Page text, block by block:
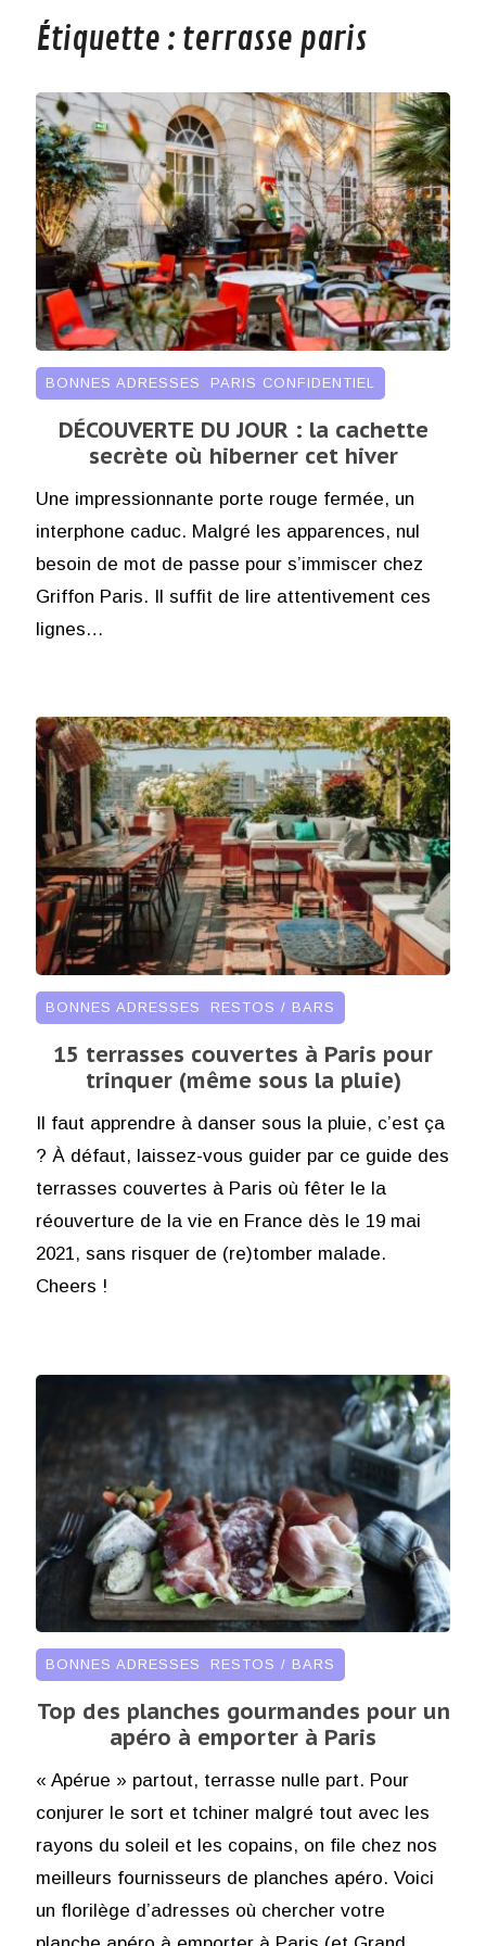
Étiquette : terrasse paris
BONNES ADRESSES PARIS CONFIDENTIEL
DÉCOUVERTE DU JOUR : la cachette
secrète où hiberner cet hiver
Une impressionnante porte rouge fermée, un
interphone caduc. Malgré les apparences, nul
besoin de mot de passe pour s’immiscer chez
Griffon Paris. Il suffit de lire attentivement ces
lignes…
BONNES ADRESSES , RESTOS / BARS
15 terrasses couvertes à Paris pour
trinquer (même sous la pluie)
Il faut apprendre à danser sous la pluie, c’est ça
? À défaut, laissez-vous guider par ce guide des
terrasses couvertes à Paris où fêter le la
réouverture de la vie en France dès le 19 mai
2021, sans risquer de (re)tomber malade.
Cheers !
BONNES ADRESSES , RESTOS / BARS
Top des planches gourmandes pour un
apéro à emporter à Paris
« Apérue » partout, terrasse nulle part. Pour
conjurer le sort et tchiner malgré tout avec les
rayons du soleil et les copains, on file chez nos
meilleurs fournisseurs de planches apéro. Voici
un florilège d’adresses où chercher votre